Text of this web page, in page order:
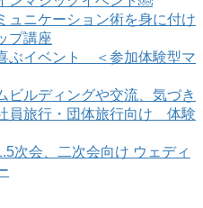
ュニケーション術を身に付け
プ講座
ぶイベント ＜参加体験型マ
ビルディングや交流、気づき
員旅行・団体旅行向け 体験
次会、二次会向け ウェディ